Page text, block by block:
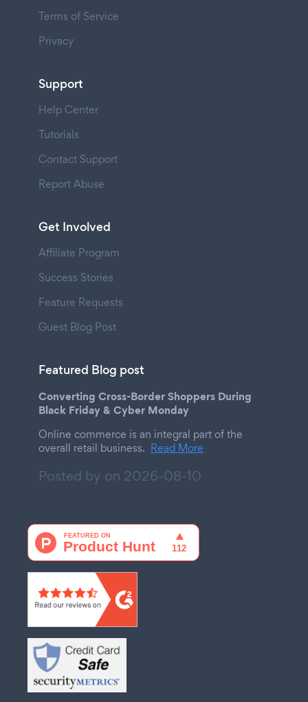
Terms of Service
Privacy
Support
Help Center
Tutorials
Contact Support
Report Abuse
Get Involved
Affiliate Program
Success Stories
Feature Requests
Guest Blog Post
Featured Blog post
Converting Cross-Border Shoppers During
Black Friday & Cyber Monday
Online commerce is an integral part of the
overall retail business. Read More
Posted by on 2026-08-10